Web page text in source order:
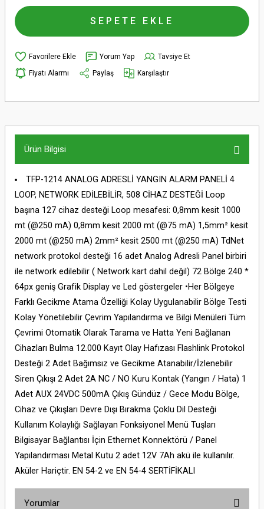
SEPETE EKLE
Yorum Yap
Tavsiye Et
Fiyatı Alarmı
Paylaş Karşılaştır
Ürün Bilgisi
TFP-1214 ANALOG ADRESLİ YANGIN ALARM PANELİ 4
LOOP, NETWORK EDİLEBİLİR, 508 CİHAZ DESTEĞİ Loop
başına 127 cihaz desteği Loop mesafesi: 0,8mm kesit 1000
mt (@250 mA) 0,8mm kesit 2000 mt (@75 mA) 1,5mm² kesit
2000 mt (@250 mA) 2mm² kesit 2500 mt (@250 mA) TdNet
network protokol desteği 16 adet Analog Adresli Panel birbiri
ile network edilebilir ( Network kart dahil değil) 72 Bölge 240 *
64px geniş Grafik Display ve Led göstergeler •Her Bölgeye
Farklı Gecikme Atama Özelliği Kolay Uygulanabilir Bölge Testi
Kolay Yönetilebilir Çevrim Yapılandırma ve Bilgi Menüleri Tüm
Çevrimi Otomatik Olarak Tarama ve Hatta Yeni Bağlanan
Cihazları Bulma 12.000 Kayıt Olay Hafızası Flashlink Protokol
Desteği 2 Adet Bağımsız ve Gecikme Atanabilir/İzlenebilir
Siren Çıkışı 2 Adet 2A NC / NO Kuru Kontak (Yangın / Hata) 1
Adet AUX 24VDC 500mA Çıkış Gündüz / Gece Modu Bölge,
Cihaz ve Çıkışları Devre Dışı Bırakma Çoklu Dil Desteği
Kullanım Kolaylığı Sağlayan Fonksiyonel Menü Tuşları
Bilgisayar Bağlantısı İçin Ethernet Konnektörü / Panel
Yapılandırması Metal Kutu 2 adet 12V 7Ah akü ile kullanılır.
Aküler Hariçtir. EN 54-2 ve EN 54-4 SERTİFİKALI
Yorumlar